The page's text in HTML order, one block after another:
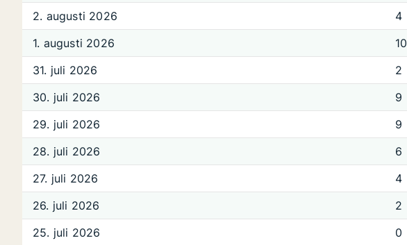
2. augusti 2026
4
1. augusti 2026
10
31. juli 2026
2
30. juli 2026
9
29. juli 2026
9
28. juli 2026
6
27. juli 2026
4
26. juli 2026
2
25. juli 2026
0